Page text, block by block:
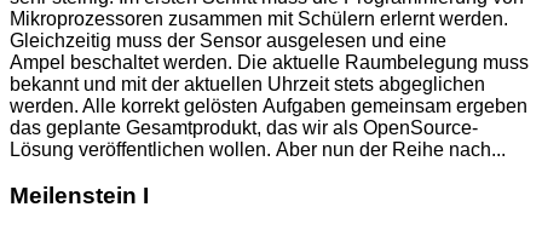
Mikroprozessoren zusammen mit Schülern erlernt werden.
Gleichzeitig muss der Sensor ausgelesen und eine
Ampel beschaltet werden. Die aktuelle Raumbelegung muss
bekannt und mit der aktuellen Uhrzeit stets abgeglichen
werden. Alle korrekt gelösten Aufgaben gemeinsam ergeben
das geplante Gesamtprodukt, das wir als OpenSource-
Lösung veröffentlichen wollen. Aber nun der Reihe nach...
Meilenstein I